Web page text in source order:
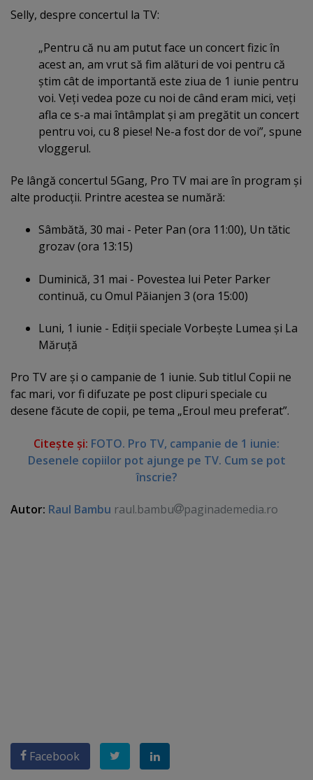
Selly, despre concertul la TV:
„Pentru că nu am putut face un concert fizic în
acest an, am vrut să fim alături de voi pentru că
ştim cât de importantă este ziua de 1 iunie pentru
voi. Veţi vedea poze cu noi de când eram mici, veţi
afla ce s-a mai întâmplat şi am pregătit un concert
pentru voi, cu 8 piese! Ne-a fost dor de voi”, spune
vloggerul.
Pe lângă concertul 5Gang, Pro TV mai are în program şi
alte producţii. Printre acestea se numără:
Sâmbătă, 30 mai - Peter Pan (ora 11:00), Un tătic
grozav (ora 13:15)
Duminică, 31 mai - Povestea lui Peter Parker
continuă, cu Omul Păianjen 3 (ora 15:00)
Luni, 1 iunie - Ediţii speciale Vorbeşte Lumea şi La
Măruţă
Pro TV are şi o campanie de 1 iunie. Sub titlul Copii ne
fac mari, vor fi difuzate pe post clipuri speciale cu
desene făcute de copii, pe tema „Eroul meu preferat”.
Citeşte şi: FOTO. Pro TV, campanie de 1 iunie:
Desenele copiilor pot ajunge pe TV. Cum se pot
înscrie?
Autor: Raul Bambu raul.bambu paginademedia.ro
Facebook